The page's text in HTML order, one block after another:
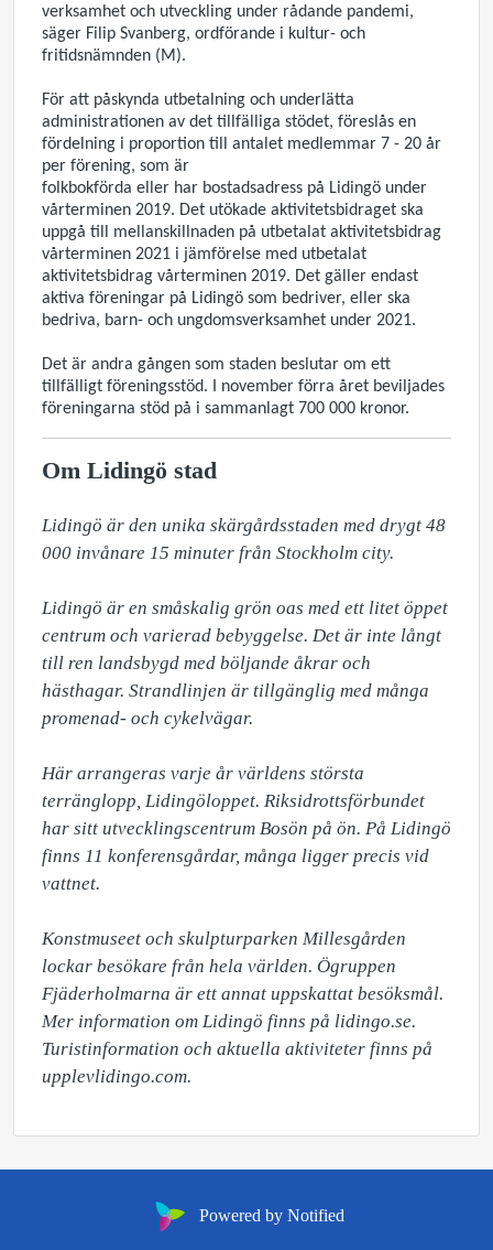
verksamhet och utveckling under rådande pandemi,
säger Filip Svanberg, ordförande i kultur- och
fritidsnämnden (M).
För att påskynda utbetalning och underlätta
administrationen av det tillfälliga stödet, föreslås en
fördelning i proportion till antalet medlemmar 7 - 20 år
per förening, som är
folkbokförda eller har bostadsadress på Lidingö under
vårterminen 2019. Det utökade aktivitetsbidraget ska
uppgå till mellanskillnaden på utbetalat aktivitetsbidrag
vårterminen 2021 i jämförelse med utbetalat
aktivitetsbidrag vårterminen 2019. Det gäller endast
aktiva föreningar på Lidingö som bedriver, eller ska
bedriva, barn- och ungdomsverksamhet under 2021.
Det är andra gången som staden beslutar om ett
tillfälligt föreningsstöd. I november förra året beviljades
föreningarna stöd på i sammanlagt 700 000 kronor.
Om Lidingö stad
Lidingö är den unika skärgårdsstaden med drygt 48
000 invånare 15 minuter från Stockholm city.
Lidingö är en småskalig grön oas med ett litet öppet
centrum och varierad bebyggelse. Det är inte långt
till ren landsbygd med böljande åkrar och
hästhagar. Strandlinjen är tillgänglig med många
promenad- och cykelvägar.
Här arrangeras varje år världens största
terränglopp, Lidingöloppet. Riksidrottsförbundet
har sitt utvecklingscentrum Bosön på ön. På Lidingö
finns 11 konferensgårdar, många ligger precis vid
vattnet.
Konstmuseet och skulpturparken Millesgården
lockar besökare från hela världen. Ögruppen
Fjäderholmarna är ett annat uppskattat besöksmål.
Mer information om Lidingö finns på lidingo.se.
Turistinformation och aktuella aktiviteter finns på
upplevlidingo.com.
Powered by Notified